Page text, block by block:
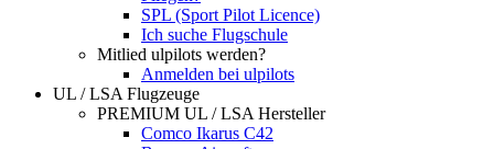
SPL (Sport Pilot Licence)
Ich suche Flugschule
Mitlied ulpilots werden?
Anmelden bei ulpilots
UL / LSA Flugzeuge
PREMIUM UL / LSA Hersteller
Comco Ikarus C42